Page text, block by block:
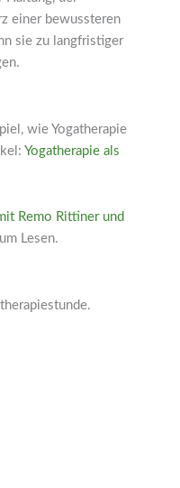
einer bewussteren
sie zu langfristiger
wie Yogatherapie
Yogatherapie als
Remo Rittiner und
Lesen.